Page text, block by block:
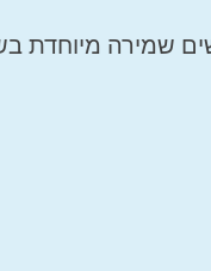
שמירה מיוחדת